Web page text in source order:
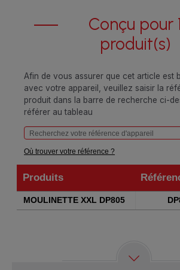
Conçu pour 1
produit(s)
Afin de vous assurer que cet article est
avec votre appareil, veuillez saisir la
produit dans la barre de recherche ci-
référer au tableau
Où trouver votre référence ?
Produits
Produits
MOULINETTE XXL DP805